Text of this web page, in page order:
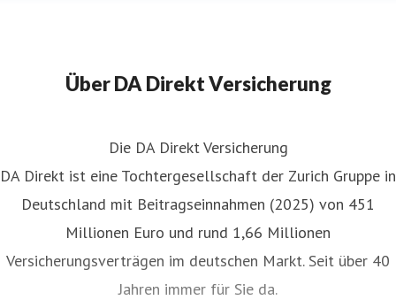
Über DA Direkt Versicherung
Die DA Direkt Versicherung
DA Direkt ist eine Tochtergesellschaft der Zurich Gruppe in
Deutschland mit Beitragseinnahmen (2025) von 451
Millionen Euro und rund 1,66 Millionen
Versicherungsverträgen im deutschen Markt. Seit über 40
Jahren immer für Sie da.